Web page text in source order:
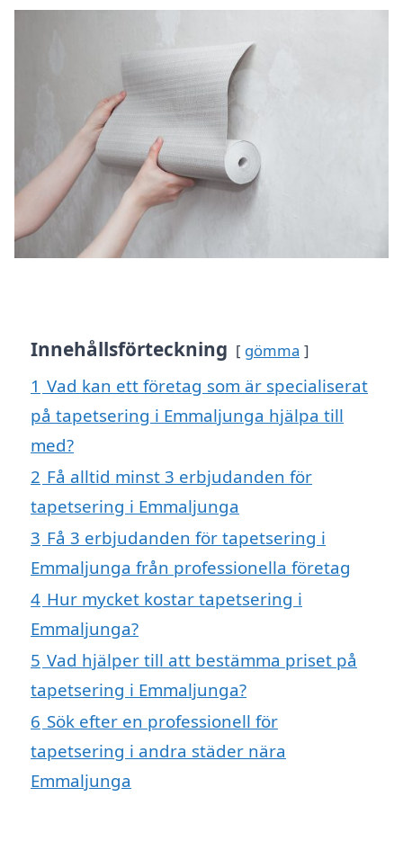
Innehållsförteckning gömma
1 Vad kan ett företag som är specialiserat
på tapetsering i Emmaljunga hjälpa till
med?
2 Få alltid minst 3 erbjudanden för
tapetsering i Emmaljunga
3 Få 3 erbjudanden för tapetsering i
Emmaljunga från professionella företag
4 Hur mycket kostar tapetsering i
Emmaljunga?
5 Vad hjälper till att bestämma priset på
tapetsering i Emmaljunga?
6 Sök efter en professionell för
tapetsering i andra städer nära
Emmaljunga